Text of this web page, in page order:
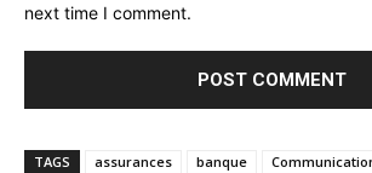
next time I comment.
TAGS assurances banque